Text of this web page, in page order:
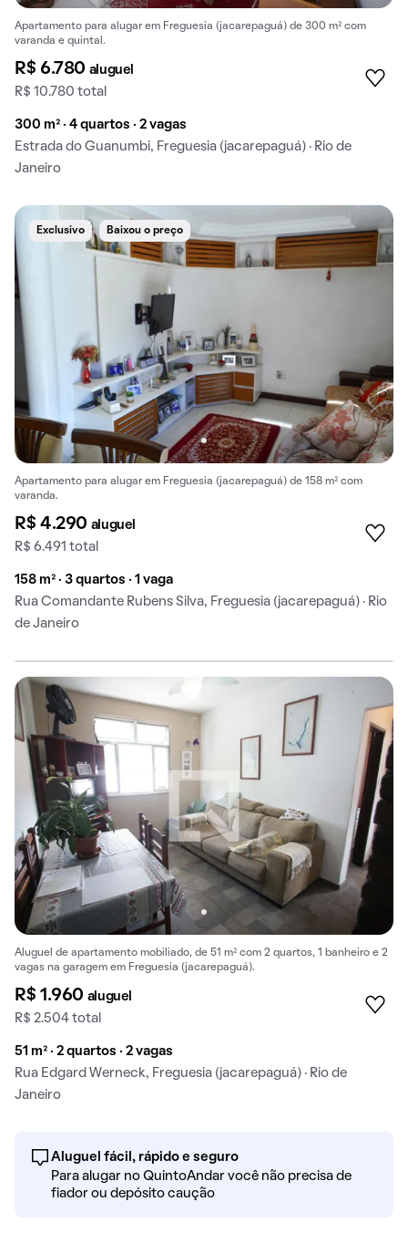
Apartamento para alugar em Freguesia (jacarepaguá) de 300 m² com
varanda e quintal.
R$ 6.780 aluguel
R$ 10.780 total
300 m² · 4 quartos · 2 vagas
Estrada do Guanumbi, Freguesia (jacarepaguá) · Rio de
Janeiro
Exclusivo Baixou o preço
Apartamento para alugar em Freguesia (jacarepaguá) de 158 m² com
varanda.
R$ 4.290 aluguel
R$ 6.491 total
158 m² · 3 quartos · 1 vaga
Rua Comandante Rubens Silva, Freguesia (jacarepaguá) · Rio
de Janeiro
Aluguel de apartamento mobiliado, de 51 m² com 2 quartos, 1 banheiro e 2
vagas na garagem em Freguesia (jacarepaguá).
R$ 1.960 aluguel
R$ 2.504 total
51 m² · 2 quartos · 2 vagas
Rua Edgard Werneck, Freguesia (jacarepaguá) · Rio de
Janeiro
Aluguel fácil, rápido e seguro
Para alugar no QuintoAndar você não precisa de
fiador ou depósito caução